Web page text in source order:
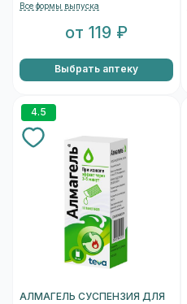
Все формы выпуска
от 119 ₽
Выбрать аптеку
4.5
АЛМАГЕЛЬ СУСПЕНЗИЯ ДЛЯ